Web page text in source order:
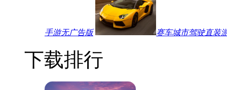
手游无广告版 赛车城市驾驶直装
下载排行